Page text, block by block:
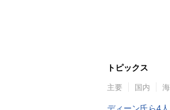
トピックス
主要 国内
ディーン氏ら4